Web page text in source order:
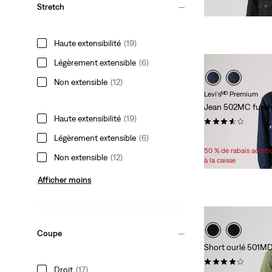
Stretch
Haute extensibilité (19)
Légèrement extensible (6)
Non extensible (12)
Haute extensibilité (19)
Légèrement extensible (6)
Non extensible (12)
Afficher moins
Coupe
Droit (17)
Levi'sᴹᴰ Premium
Jean 502MC
(57)
Price
is
Original
Price
108,00 $
50 % de rabais
à la caisse
Short ourlé